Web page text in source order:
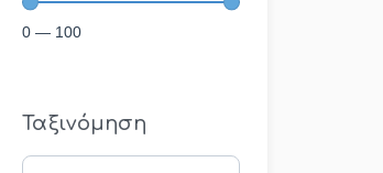
0 — 100
Ταξινόμηση